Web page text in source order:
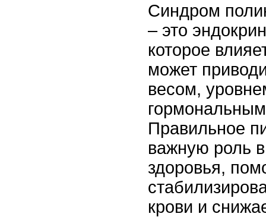
Синдром
– это
которое
может
весом,
Правильное
важную роль
здоровья,
крови и